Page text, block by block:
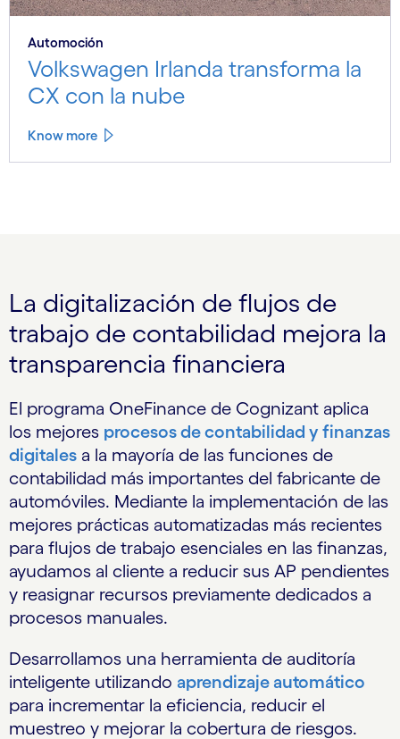
Automoción
Volkswagen Irlanda transforma la
CX con la nube
Know more
La digitalización de flujos de
trabajo de contabilidad mejora la
transparencia financiera
El programa OneFinance de Cognizant aplica
los mejores procesos de contabilidad y finanzas
digitales a la mayoría de las funciones de
contabilidad más importantes del fabricante de
automóviles. Mediante la implementación de las
mejores prácticas automatizadas más recientes
para flujos de trabajo esenciales en las finanzas,
ayudamos al cliente a reducir sus AP pendientes
y reasignar recursos previamente dedicados a
procesos manuales.
Desarrollamos una herramienta de auditoría
inteligente utilizando aprendizaje automático
para incrementar la eficiencia, reducir el
muestreo y mejorar la cobertura de riesgos.